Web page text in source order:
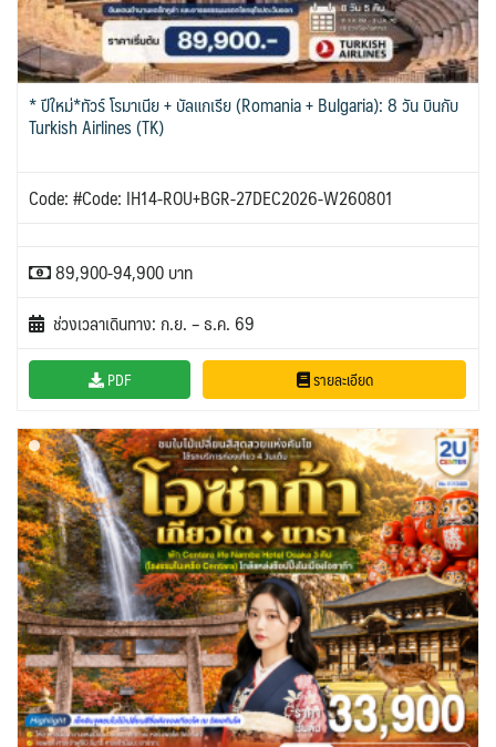
* ปีใหม่*ทัวร์ โรมาเนีย + บัลแกเรีย (Romania + Bulgaria): 8 วัน บินกับ
Turkish Airlines (TK)
Code: #Code: IH14-ROU+BGR-27DEC2026-W260801
89,900-94,900 บาท
ช่วงเวลาเดินทาง: ก.ย. – ธ.ค. 69
PDF รายละเอียด